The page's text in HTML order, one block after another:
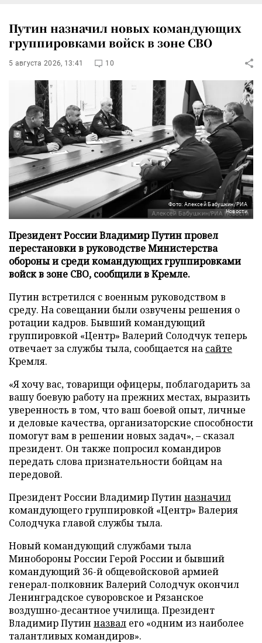
Путин назначил новых командующих
группировками войск в зоне СВО
5 августа 2026, 13:41 10
Фото: Алексей Бабушкин/РИА
Новости
Президент России Владимир Путин провел
перестановки в руководстве Министерства
обороны и среди командующих группировками
войск в зоне СВО, сообщили в Кремле.
Путин встретился с военным руководством в
среду. На совещании были озвучены решения о
ротации кадров. Бывший командующий
группировкой «Центр» Валерий Солодчук теперь
отвечает за службы тыла, сообщается на сайте
Кремля.
«Я хочу вас, товарищи офицеры, поблагодарить за
вашу боевую работу на прежних местах, выразить
уверенность в том, что ваш боевой опыт, личные
и деловые качества, организаторские способности
помогут вам в решении новых задач», – сказал
президент. Он также попросил командиров
передать слова признательности бойцам на
передовой.
Президент России Владимир Путин назначил
командующего группировкой «Центр» Валерия
Солодчука главой службы тыла.
Новый командующий службами тыла
Минобороны России Герой России и бывший
командующий 36-й общевойсковой армией
генерал-полковник Валерий Солодчук окончил
Ленинградское суворовское и Рязанское
воздушно-десантное училища. Президент
Владимир Путин назвал его «одним из наиболее
талантливых командиров».